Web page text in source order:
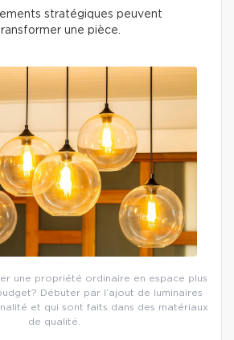
stratégiques peuvent
une pièce.
une propriété ordinaire en espace plus
Débuter par l’ajout de luminaires
et qui sont faits dans des matériaux
de qualité.